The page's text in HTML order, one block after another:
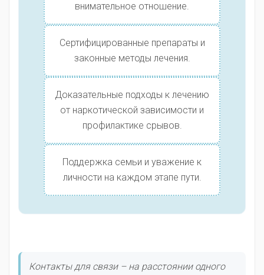
внимательное отношение.
Сертифицированные препараты и
законные методы лечения.
Доказательные подходы к лечению
от наркотической зависимости и
профилактике срывов.
Поддержка семьи и уважение к
личности на каждом этапе пути.
Контакты для связи – на расстоянии одного